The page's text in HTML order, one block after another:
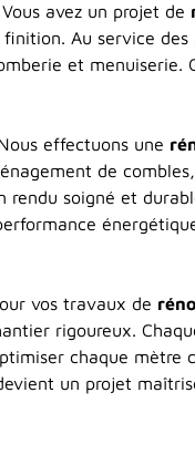
Vous avez un projet de
finition. Au service
et menuiserie.
effectuons une
de
rendu soigné et
vos travaux de
rigoureux.
chaque mètre
un projet